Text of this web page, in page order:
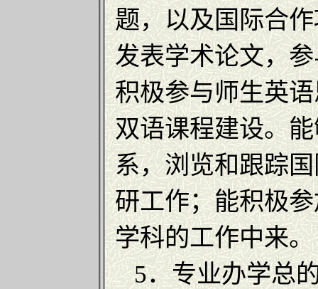
题，以及国际合
发表学术论文，
积极参与师生英
双语课程建设。
系，浏览和跟踪
研工作；能积极
学科的工作中来。
5．专业办学总